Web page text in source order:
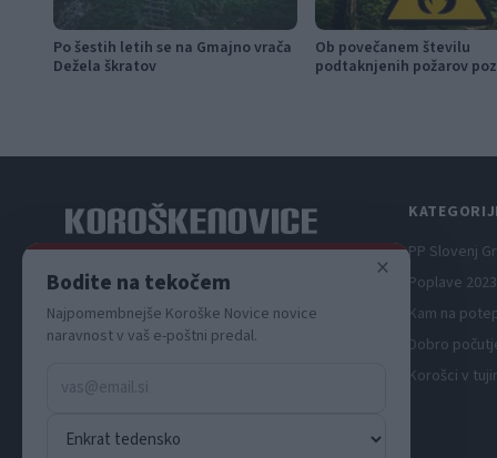
Po šestih letih se na Gmajno vrača
Dežela škratov
Ob povečanem številu
podtaknjenih požarov
PP Slovenj
Poplave
Kam na
Dobro
Korošci v
×
Bodite na tekočem
Najpomembnejše Koroške Novice novice
naravnost v vaš e-poštni predal.